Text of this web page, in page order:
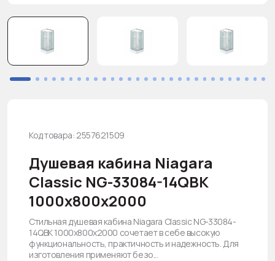
Код товара: 2557621509
Душевая кабина Niagara
Classic NG-33084-14QBK
1000х800х2000
Стильная душевая кабина Niagara Classic NG-33084-
14QBK 1000х800х2000 сочетает в себе высокую
функциональность, практичность и надежность. Для
изготовления применяют безо...